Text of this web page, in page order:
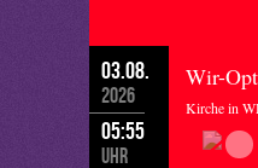
03.08.
2026
05:55
Uhr
Wir-
Kirche in